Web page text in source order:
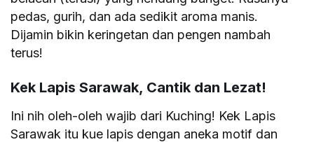
pedas, gurih, dan ada sedikit aroma manis.
Dijamin bikin keringetan dan pengen nambah
terus!
Kek Lapis Sarawak, Cantik dan Lezat!
Ini nih oleh-oleh wajib dari Kuching! Kek Lapis
Sarawak itu kue lapis dengan aneka motif dan